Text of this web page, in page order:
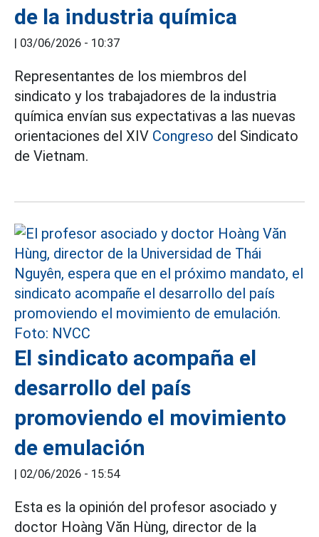
de la industria química
| 03/06/2026 - 10:37
Representantes de los miembros del
sindicato y los trabajadores de la industria
química envían sus expectativas a las nuevas
orientaciones del XIV Congreso del Sindicato
de Vietnam.
El sindicato acompaña el
desarrollo del país
promoviendo el movimiento
de emulación
| 02/06/2026 - 15:54
Esta es la opinión del profesor asociado y
doctor Hoàng Văn Hùng, director de la